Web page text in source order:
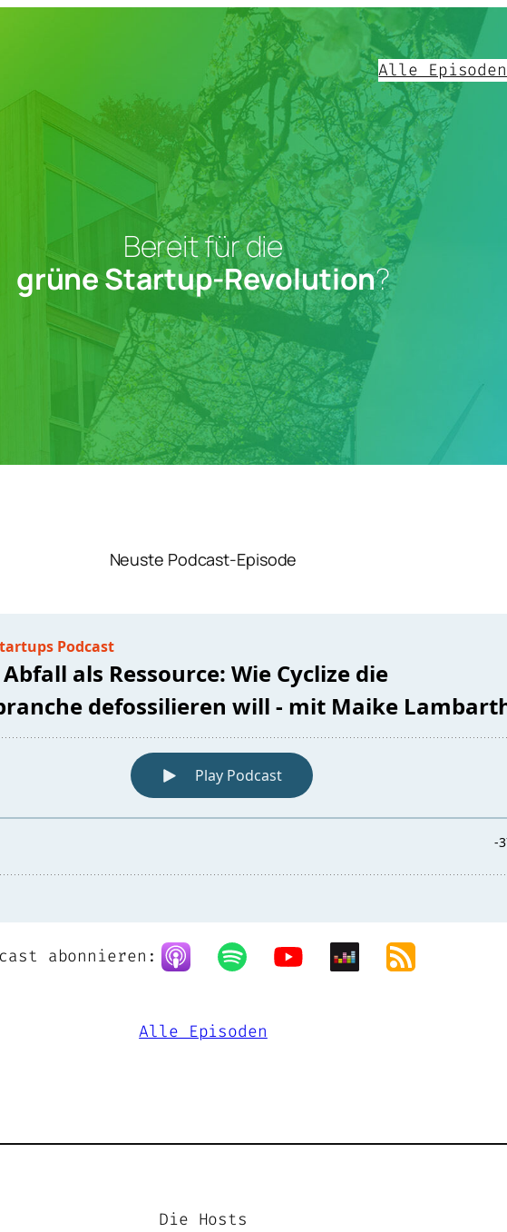
Alle Episoden
Bereit für die
grüne Startup-Revolution?
Neuste Podcast-Episode
abonnieren:
Alle Episoden
Die Hosts